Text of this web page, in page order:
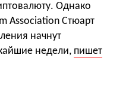
Однако
Association Стюарт
начнут
недели, пишет